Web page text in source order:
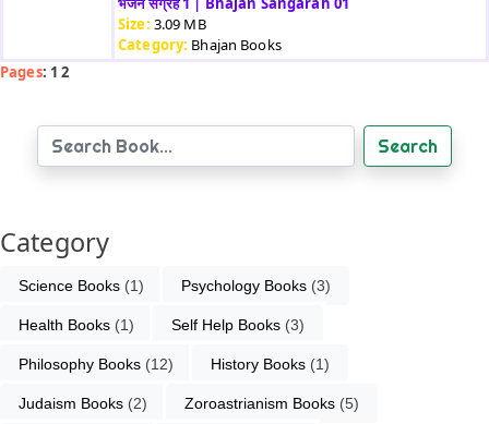
Size: 3.09 MB
Category: Bhajan Books
Pages: 1 2
Search
Category
Science Books (1) Psychology Books (3)
Health Books (1) Self Help Books (3)
Philosophy Books (12) History Books (1)
Judaism Books (2) Zoroastrianism Books (5)